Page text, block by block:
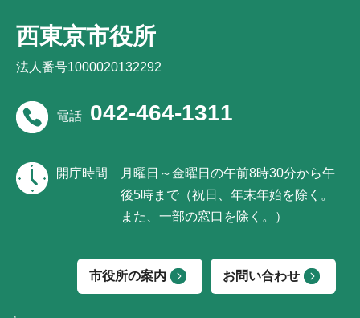
西東京市役所
法人番号1000020132292
電話 042-464-1311
開庁時間
月曜日～金曜日の午前8時30分から午
後5時まで（祝日、年末年始を除く。
また、一部の窓口を除く。）
市役所の案内 お問い合わせ